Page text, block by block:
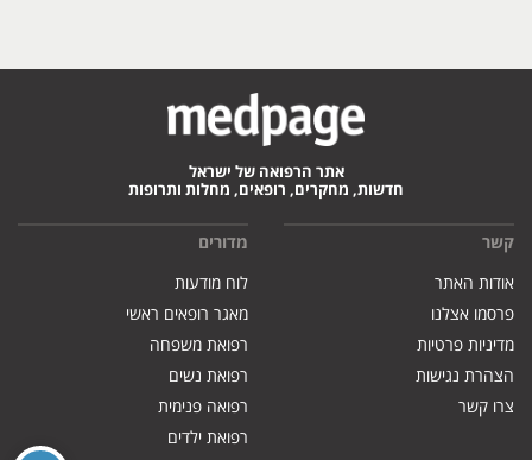
אתר הרפואה של ישראל
חדשות, מחקרים, רופאים, מחלות ותרופות
קשר
אודות האתר
פרסמו אצלנו
מדיניות פרטיות
הצהרת נגישות
צרו קשר
מדורים
לוח מודעות
מאגר רופאים ראשי
רפואת משפחה
רפואת נשים
רפואה פנימית
רפואת ילדים